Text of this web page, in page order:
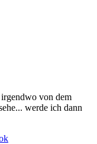
irgendwo von dem
werde ich dann